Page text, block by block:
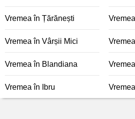
Vremea în Țărănești
Vremea în Vârșii Mici
Vremea în Blandiana
Vremea în Ibru